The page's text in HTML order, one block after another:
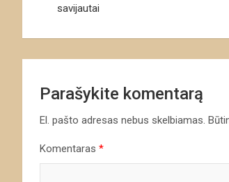
įrašųsavijautai
Parašykite komentarą
El. pašto adresas nebus skelbiamas.
Komentaras *